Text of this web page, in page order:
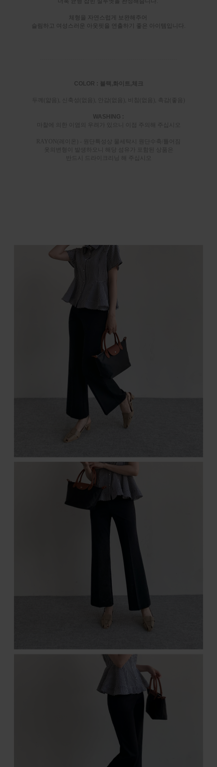
체형을 자연스럽게 보완해주어
슬림하고 여성스러운 아웃핏을 연출하기 좋은 아이템입니다.
COLOR : 블랙,화이트,체크
두께(얇음), 신축성(없음), 안감(없음), 비침(없음), 촉감(좋음)
WASHING :
마찰에 의한 이염의 우려가 있으니 이점 주의해 주십시오
RAYON(레이온) - 원단특성상 물세탁시 원단수축/틀어짐
옷의변형이 발생하오니 해당 섬유가 포함된 상품은
반드시 드라이크리닝 해 주십시오